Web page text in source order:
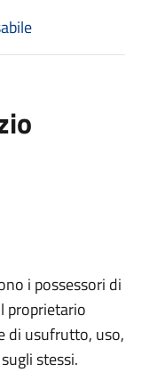
i possessori di
proprietario
di usufrutto, uso,
stessi.